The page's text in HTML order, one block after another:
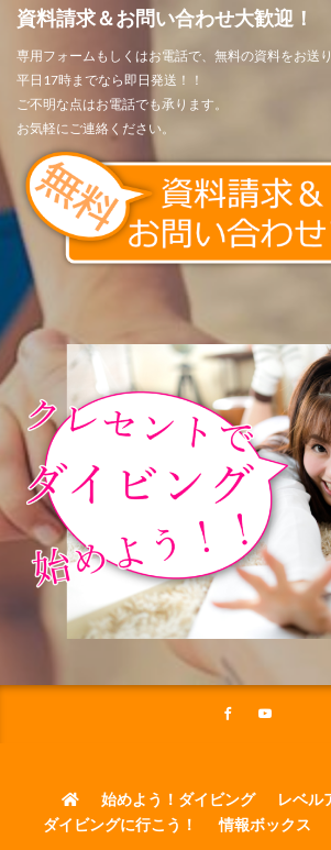
資料請求＆お問い合わせ大歓迎！
専用フォームもしくはお電話で、無料の資料をお送り
平日17時までなら即日発送！！
ご不明な点はお電話でも承ります。
お気軽にご連絡ください。
始めよう！ダイビング
レベル
ダイビングに行こう！
情報ボックス